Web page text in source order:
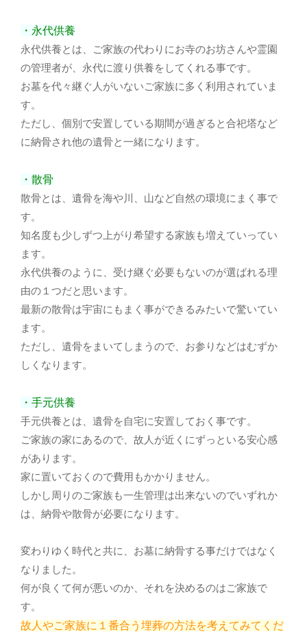
・永代供養
永代供養とは、ご家族の代わりにお寺のお坊さんや霊園
の管理者が、永代に渡り供養をしてくれる事です。
お墓を代々継ぐ人がいないご家族に多く利用されていま
す。
ただし、個別で安置している期間が過ぎると合祀塔など
に納骨され他の遺骨と一緒になります。
・散骨
散骨とは、遺骨を海や川、山など自然の環境にまく事で
す。
知名度も少しずつ上がり希望する家族も増えていってい
ます。
永代供養のように、受け継ぐ必要もないのが選ばれる理
由の１つだと思います。
最新の散骨は宇宙にもまく事ができるみたいで驚いてい
ます。
ただし、遺骨をまいてしまうので、お参りなどはむずか
しくなります。
・手元供養
手元供養とは、遺骨を自宅に安置しておく事です。
ご家族の家にあるので、故人が近くにずっといる安心感
があります。
家に置いておくので費用もかかりません。
しかし周りのご家族も一生管理は出来ないのでいずれか
は、納骨や散骨が必要になります。
変わりゆく時代と共に、お墓に納骨する事だけではなく
なりました。
何が良くて何が悪いのか、それを決めるのはご家族で
す。
故人やご家族に１番合う埋葬の方法を考えてみてくだ